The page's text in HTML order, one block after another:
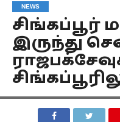
NEWS
சிங்கப்பூர்
இருந்து